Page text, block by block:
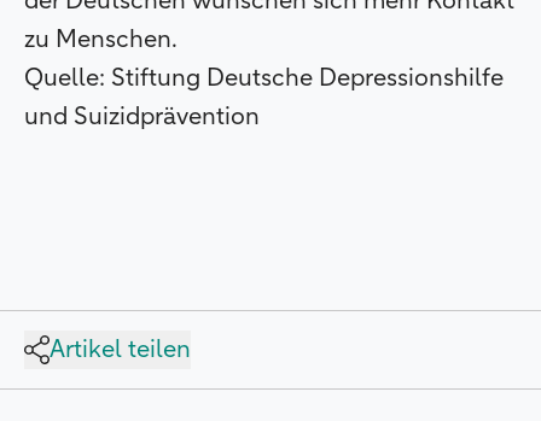
zu Menschen.
Quelle: Stiftung Deutsche Depressionshilfe
und Suizidprävention
Artikel teilen